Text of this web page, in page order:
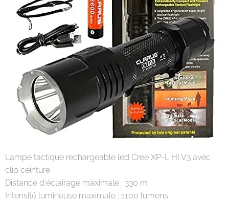
Lampe tactique rechargeable led Cree XP-L HI V3 avec
clip ceinture
Distance d'éclairage maximale : 330 m
Intensité lumineuse maximale : 1100 lumens